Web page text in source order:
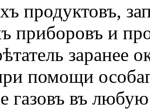
продуктовъ,
приборовъ и
заранее
помощи
газовъ въ